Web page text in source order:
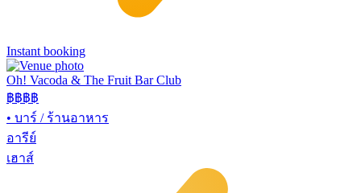
Instant booking
Oh! Vacoda & The Fruit Bar Club
฿฿฿฿
• บาร์ / ร้านอาหาร
อารีย์
เฮาส์